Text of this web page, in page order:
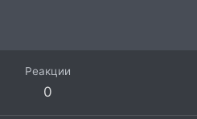
Реакции
0